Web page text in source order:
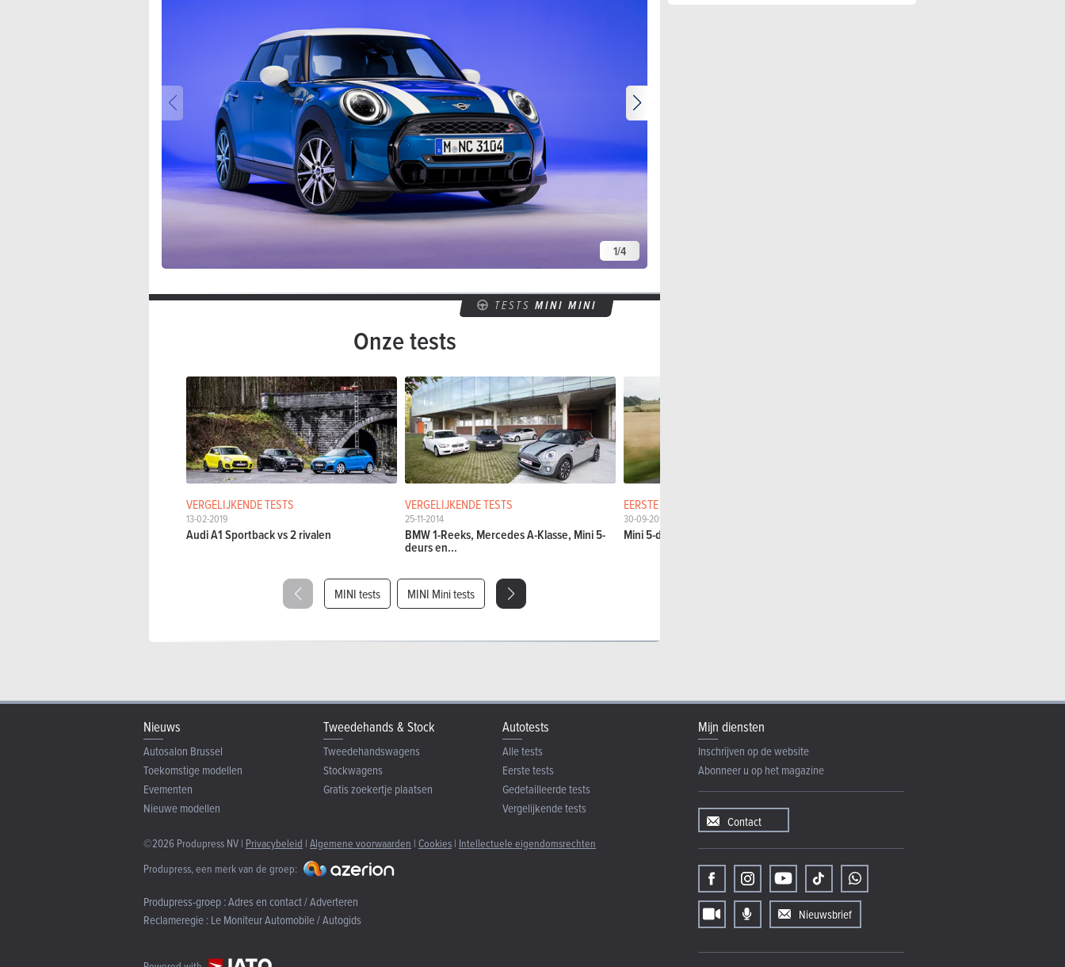
1/4
TESTSMINI MINI
Onze tests
VERGELIJKENDE TESTS
13-02-2019
Audi A1 Sportback vs 2 rivalen
VERGELIJKENDE TESTS
25-11-2014
BMW 1-Reeks, Mercedes A-Klasse, Mini 5-
deurs en...
EERSTE TESTS
30-09-2014
Mini 5-deurs
MINI tests MINI Mini tests
Nieuws
Autosalon Brussel
Toekomstige modellen
Evementen
Nieuwe modellen
Tweedehands & Stock
Tweedehandswagens
Stockwagens
Gratis zoekertje plaatsen
Autotests
Alle tests
Eerste tests
Gedetailleerde tests
Vergelijkende tests
©2026 Produpress NV | Privacybeleid | Algemene voorwaarden | Cookies | Intellectuele eigendomsrechten
Produpress, een merk van de groep:
Produpress-groep :Adres en contact / Adverteren
Reclameregie :Le Moniteur Automobile / Autogids
Mijn diensten
Inschrijven op de website
Abonneer u op het magazine
Contact
Nieuwsbrief